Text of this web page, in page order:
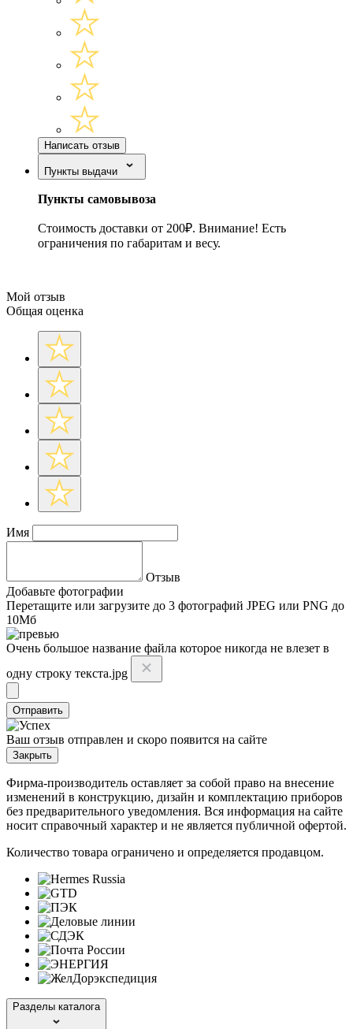
Написать отзыв
Пункты выдачи
Пункты самовывоза
Стоимость доставки от 200₽. Внимание! Есть
ограничения по габаритам и весу.
Мой отзыв
Общая оценка
Имя
Отзыв
Добавьте фотографии
Перетащите или загрузите до 3 фотографий JPEG или PNG до
10Мб
Очень большое название файла которое никогда не влезет в
одну строку текста.jpg
Отправить
Ваш отзыв отправлен и скоро появится на сайте
Закрыть
Фирма-производитель оставляет за собой право на внесение
изменений в конструкцию, дизайн и комплектацию приборов
без предварительного уведомления. Вся информация на сайте
носит справочный характер и не является публичной офертой.
Количество товара ограничено и определяется продавцом.
Разделы каталога